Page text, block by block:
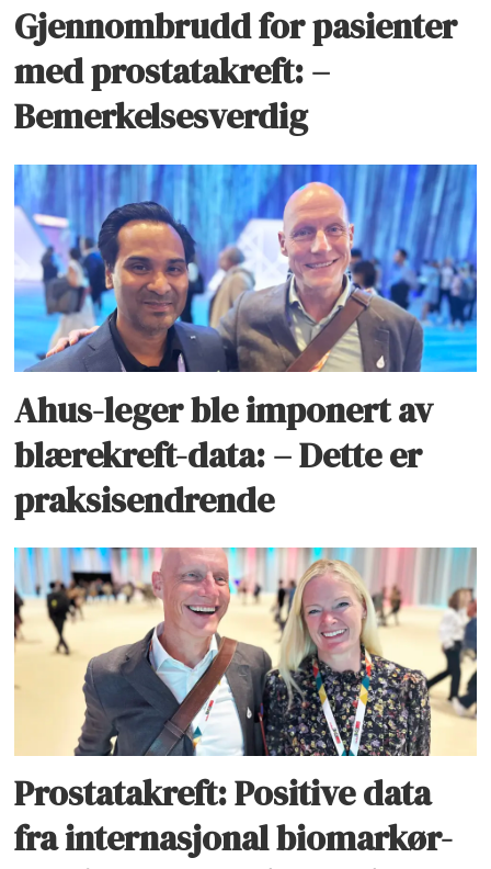
Gjennombrudd for pasienter
med prostatakreft: –
Bemerkelsesverdig
Ahus-leger ble imponert av
blærekreft-data: – Dette er
praksisendrende
Prostatakreft: Positive data
fra internasjonal biomarkør-